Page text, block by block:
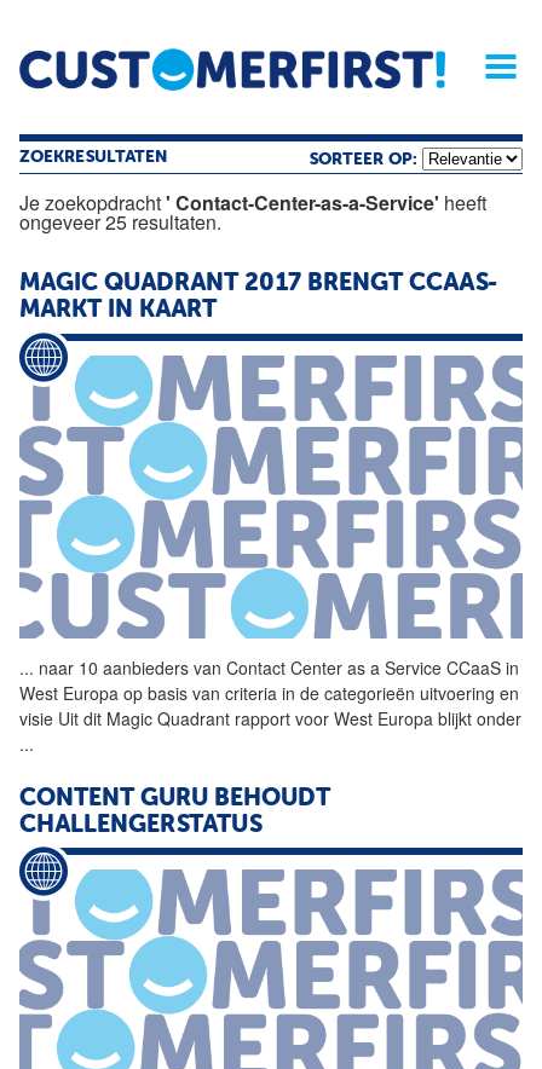
Home Opinie Archief
Magazine
ZOEKRESULTATEN SORTEER OP:
Je zoekopdracht' Contact-Center-as-a-Service' heeft
ongeveer 25 resultaten.
MAGIC QUADRANT 2017 BRENGT CCAAS-
MARKT IN KAART
... naar 10 aanbieders van Contact Center as a Service CCaaS in
West Europa op basis van criteria in de categorieën uitvoering en
visie Uit dit Magic Quadrant rapport voor West Europa blijkt onder
...
CONTENT GURU BEHOUDT
CHALLENGERSTATUS